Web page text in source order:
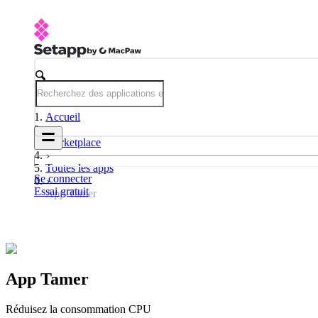
Se connecter
Essai gratuit
Accueil
Marketplace
Toutes les apps
App Tamer
App Tamer
Réduisez la consommation CPU